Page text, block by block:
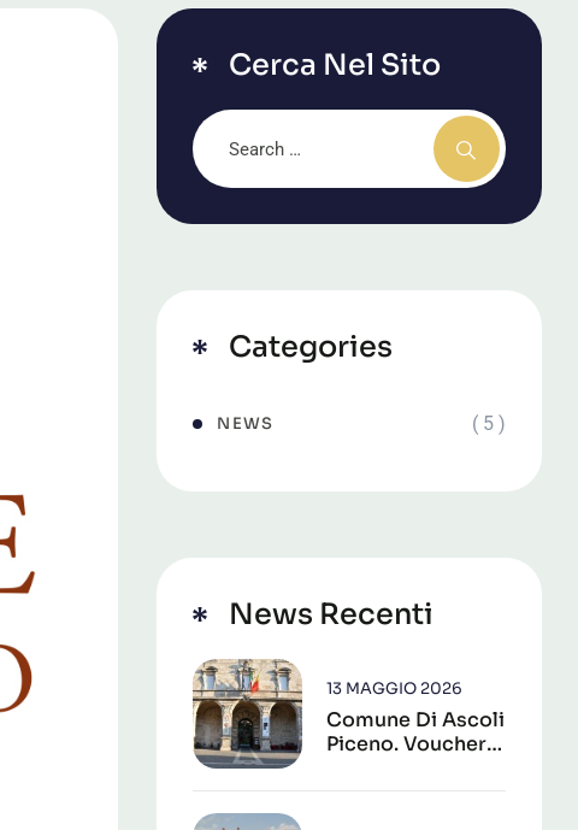
Cerca Nel Sito
Categories
NEWS ( 5 )
News Recenti
Comune Di Ascoli
Piceno. Voucher
La Frequenza Dei
13 MAGGIO 2026